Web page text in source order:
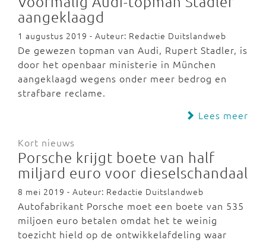
aangeklaagd
1 augustus 2019 - Auteur: Redactie Duitslandweb
De gewezen topman van Audi, Rupert Stadler, is
door het openbaar ministerie in München
aangeklaagd wegens onder meer bedrog en
strafbare reclame.
Lees meer
Kort nieuws
Porsche krijgt boete van half
miljard euro voor dieselschandaal
8 mei 2019 - Auteur: Redactie Duitslandweb
Autofabrikant Porsche moet een boete van 535
miljoen euro betalen omdat het te weinig
toezicht hield op de ontwikkelafdeling waar